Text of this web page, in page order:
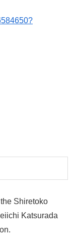
Shiretoko
Katsurada